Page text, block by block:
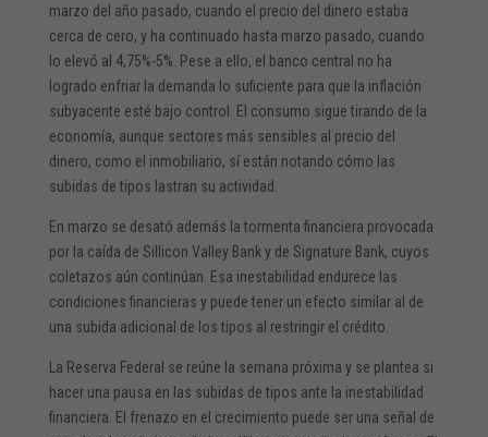
marzo del año pasado, cuando el precio del dinero estaba
cerca de cero, y ha continuado hasta marzo pasado, cuando
lo elevó al 4,75%-5%. Pese a ello, el banco central no ha
logrado enfriar la demanda lo suficiente para que la inflación
subyacente esté bajo control. El consumo sigue tirando de la
economía, aunque sectores más sensibles al precio del
dinero, como el inmobiliario, sí están notando cómo las
subidas de tipos lastran su actividad.
En marzo se desató además la tormenta financiera provocada
por la caída de Sillicon Valley Bank y de Signature Bank, cuyos
coletazos aún continúan. Esa inestabilidad endurece las
condiciones financieras y puede tener un efecto similar al de
una subida adicional de los tipos al restringir el crédito.
La Reserva Federal se reúne la semana próxima y se plantea si
hacer una pausa en las subidas de tipos ante la inestabilidad
financiera. El frenazo en el crecimiento puede ser una señal de